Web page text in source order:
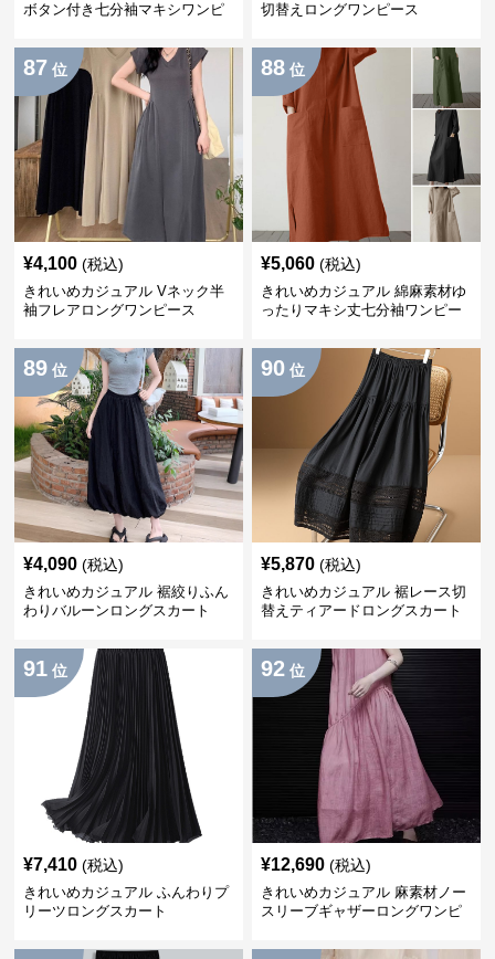
ボタン付き七分袖マキシワンピ
切替えロングワンピース
87 位
¥4,100 (税込)
きれいめカジュアル Vネック半
袖フレアロングワンピース
88 位
¥5,060 (税込)
きれいめカジュアル 綿麻素材ゆ
ったりマキシ丈七分袖ワンピー
89 位
¥4,090 (税込)
きれいめカジュアル 裾絞りふん
わりバルーンロングスカート
90 位
¥5,870 (税込)
きれいめカジュアル 裾レース切
替えティアードロングスカート
91 位
¥7,410 (税込)
きれいめカジュアル ふんわりプ
リーツロングスカート
92 位
¥12,690 (税込)
きれいめカジュアル 麻素材ノー
スリーブギャザーロングワンピ